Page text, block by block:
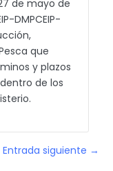
de mayo de
DMPCEIP-
que
y plazos
de los
Entrada siguiente →